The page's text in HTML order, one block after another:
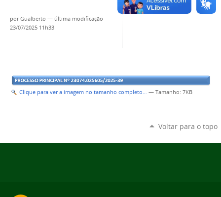
porGualberto — última modificação
23/07/2025 11h33
Clique para ver a imagem no tamanho completo… — Tamanho: 7KB
Voltar para o topo